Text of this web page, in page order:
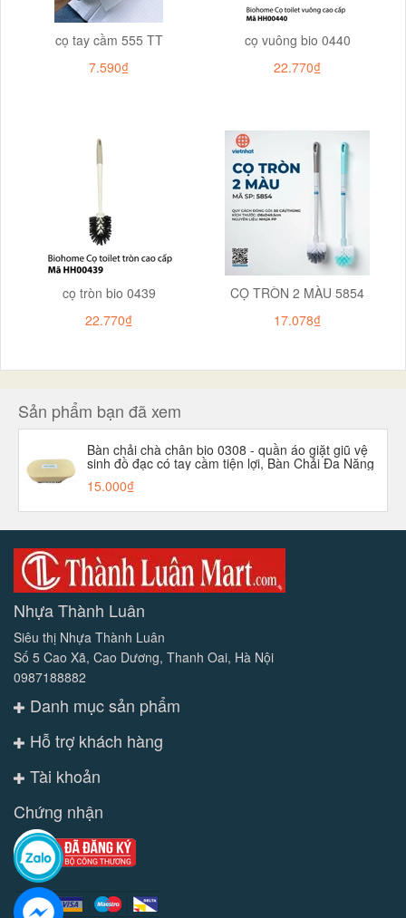
cọ tay cầm 555 TT
7.590₫
cọ vuông bio 0440
22.770₫
cọ tròn bio 0439
22.770₫
CỌ TRÒN 2 MÀU 5854
17.078₫
Sản phẩm bạn đã xem
Bàn chải chà chân bio 0308 - quần áo giặt giũ vệ
sinh đồ đạc có tay cầm tiện lợi, Bàn Chải Đa Năng
15.000₫
Nhựa Thành Luân
Siêu thị Nhựa Thành Luân
Số 5 Cao Xã, Cao Dương, Thanh Oai, Hà Nội
0987188882
Danh mục sản phẩm
Hỗ trợ khách hàng
Tài khoản
Chứng nhận